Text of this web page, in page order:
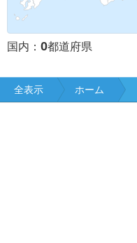
国内： 0都道府県
全表示 ホーム